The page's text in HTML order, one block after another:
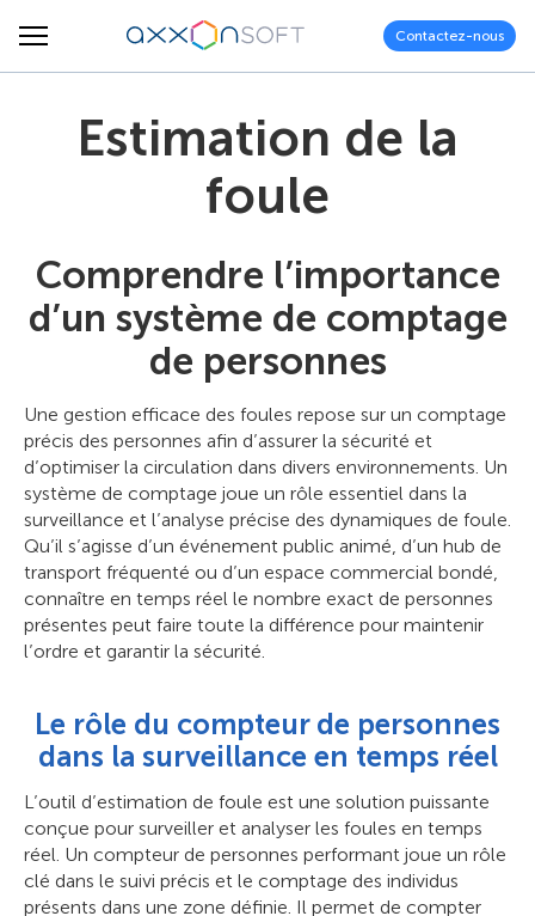
Contactez-nous
Estimation de la
foule
Comprendre l’importance
d’un système de comptage
de personnes
Une gestion efficace des foules repose sur un comptage
précis des personnes afin d’assurer la sécurité et
d’optimiser la circulation dans divers environnements. Un
système de comptage joue un rôle essentiel dans la
surveillance et l’analyse précise des dynamiques de foule.
Qu’il s’agisse d’un événement public animé, d’un hub de
transport fréquenté ou d’un espace commercial bondé,
connaître en temps réel le nombre exact de personnes
présentes peut faire toute la différence pour maintenir
l’ordre et garantir la sécurité.
Le rôle du compteur de personnes
dans la surveillance en temps réel
L’outil d’estimation de foule est une solution puissante
conçue pour surveiller et analyser les foules en temps
réel. Un compteur de personnes performant joue un rôle
clé dans le suivi précis et le comptage des individus
présents dans une zone définie. Il permet de compter